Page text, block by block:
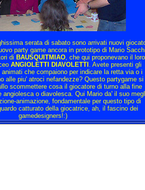
serata di sabato sono arrivati nuovi
party game ancora in prototipo di Mario
di BAUSQUITMIAO, che qui proponevano il loro
ANGIOLETTI DIAVOLETTI . Avete presenti gli
che compaiono per indicare la retta via o i
alle piu' atroci nefandezze? Questo partygame si
scommettere cosa il giocatore di turno alla fine
angiolesca o diavolesca. Qui Mario da' il suo
animazione, fondamentale per questo tipo di
catturato della giocatrice, ah, il fascino dei
gamedesigners!:)